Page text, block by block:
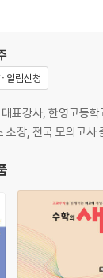
값 정리
알림신청
표강사, 한영고등
소장, 전국 모의고사